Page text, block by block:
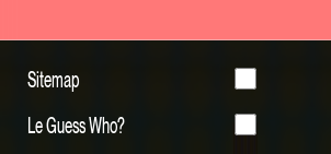
Sitemap
Le Guess Who?